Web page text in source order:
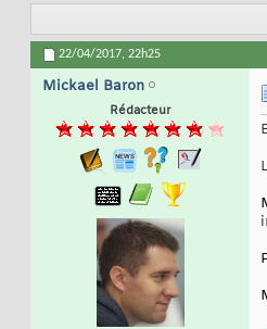
22/04/2017, 22h25
Mickael Baron
Rédacteur